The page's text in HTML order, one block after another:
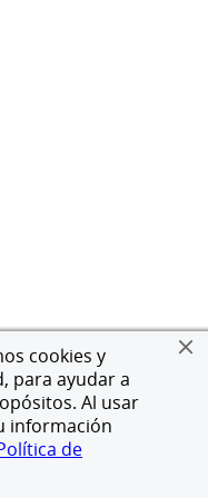
cookies y
para ayudar a
Al usar
información
de